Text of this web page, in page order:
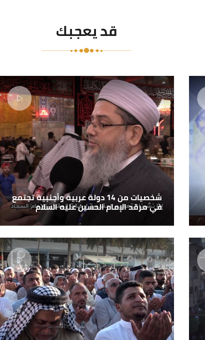
قد يعجبك
شخصيات من 14 دولة عربية وأجنبية تجتمع
في مرقد الإمام الحسين عليه السلام